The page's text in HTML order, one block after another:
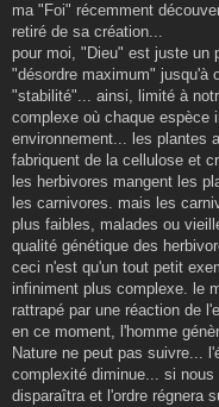
ma "Foi" récemment
retiré de sa création...
pour moi, "Dieu" est juste un
"désordre maximum" jusqu'à
"stabilité"... ainsi, limité à
complexe où chaque espèce
environnement... les plantes
fabriquent de la cellulose et
les herbivores mangent les
les carnivores. mais les
plus faibles, malades ou
qualité génétique des
ceci n'est qu'un tout petit
infiniment plus complexe. le
rattrapé par une réaction de
en ce moment, l'homme
Nature ne peut pas suivre...
complexité diminue... si
disparaîtra et l'ordre régnera